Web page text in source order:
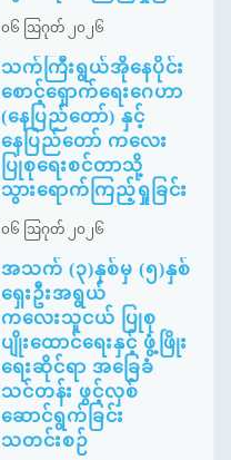
၀၆ ဩဂုတ် ၂၀၂၆
သက်ကြီးရွယ်အိုနေပိုင်း
စောင့်ရှောက်ရေးဂေဟာ
(နေပြည်တော်) နှင့်
နေပြည်တော် ကလေး
ပြုစုရေးစင်တာသို့
သွားရောက်ကြည့်ရှုခြင်း
၀၆ ဩဂုတ် ၂၀၂၆
အသက် (၃)နှစ်မှ (၅)နှစ်
ရှေးဦးအရွယ်
ကလေးသူငယ် ပြုစု
ပျိုးထောင်ရေးနှင့် ဖွံ့ဖြိုး
ရေးဆိုင်ရာ အခြေခံ
သင်တန်း ဖွင့်လှစ်
ဆောင်ရွက်ခြင်း
သတင်းစဉ်